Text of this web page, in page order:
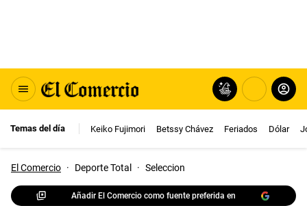
Temas del día Keiko Fujimori Betssy Chávez Feriados Dólar
El Comercio · Deporte Total · Seleccion
Añadir El Comercio como fuente preferida en